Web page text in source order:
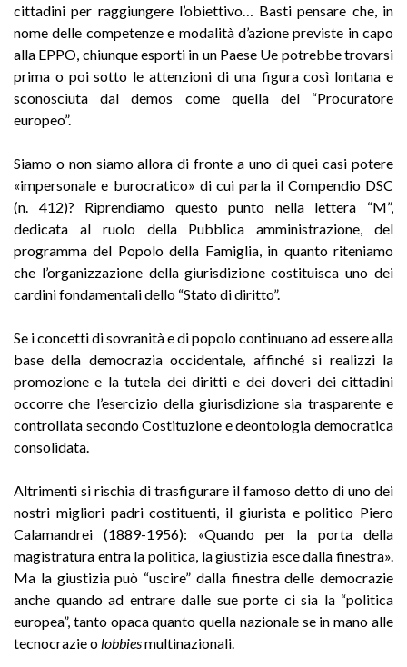
cittadini per raggiungere l’obiettivo… Basti pensare che, in
nome delle competenze e modalità d’azione previste in capo
alla EPPO, chiunque esporti in un Paese Ue potrebbe trovarsi
prima o poi sotto le attenzioni di una figura così lontana e
sconosciuta dal demos come quella del “Procuratore
europeo”.
Siamo o non siamo allora di fronte a uno di quei casi potere
«impersonale e burocratico» di cui parla il Compendio DSC
(n. 412)? Riprendiamo questo punto nella lettera “M”,
dedicata al ruolo della Pubblica amministrazione, del
programma del Popolo della Famiglia, in quanto riteniamo
che l’organizzazione della giurisdizione costituisca uno dei
cardini fondamentali dello “Stato di diritto”.
Se i concetti di sovranità e di popolo continuano ad essere alla
base della democrazia occidentale, affinché si realizzi la
promozione e la tutela dei diritti e dei doveri dei cittadini
occorre che l’esercizio della giurisdizione sia trasparente e
controllata secondo Costituzione e deontologia democratica
consolidata.
Altrimenti si rischia di trasfigurare il famoso detto di uno dei
nostri migliori padri costituenti, il giurista e politico Piero
Calamandrei (1889-1956): «Quando per la porta della
magistratura entra la politica, la giustizia esce dalla finestra».
Ma la giustizia può “uscire” dalla finestra delle democrazie
anche quando ad entrare dalle sue porte ci sia la “politica
europea”, tanto opaca quanto quella nazionale se in mano alle
tecnocrazie o lobbiesmultinazionali.